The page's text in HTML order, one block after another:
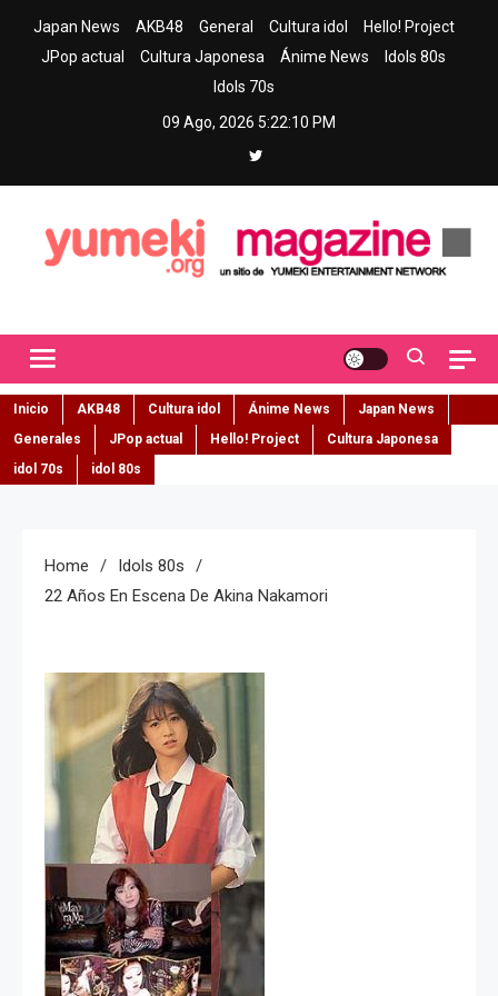
Japan News AKB48 General Cultura idol
Hello! Project
JPop actual
Cultura Japonesa Ánime News
Idols 80s
Idols 70s
09 Ago, 2026 5:22:11 PM
Inicio AKB48 Cultura idol Ánime News
Japan News
Generales
JPop actual Hello! Project
Cultura Japonesa
idol 70s
idol 80s
Home
Idols 80s
22 Años En Escena De Akina Nakamori